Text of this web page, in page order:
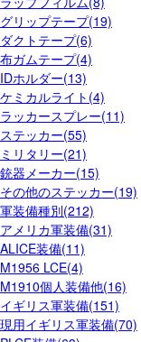
グリップテープ(19)
ダクトテープ(6)
布ガムテープ(4)
IDホルダー(13)
ケミカルライト(4)
ラッカースプレー(11)
ステッカー(55)
ミリタリー(21)
銃器メーカー(15)
その他のステッカー(19)
軍装備種別(212)
アメリカ軍装備(31)
ALICE装備(11)
M1956 LCE(4)
M1910個人装備他(16)
イギリス軍装備(151)
現用イギリス軍装備(70)